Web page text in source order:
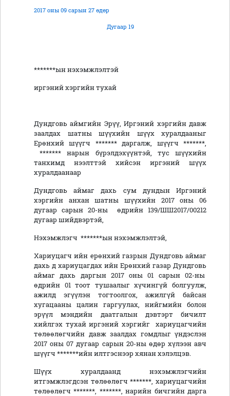
2017 оны 09 сарын 27 өдөр
Дугаар 19
*******ын нэхэмжлэлтэй
иргэний хэргийн тухай
Дундговь аймгийн Эрүү, Иргэний хэргийн давж
заалдах шатны шүүхийн шүүх хуралдааныг
Ерөнхий шүүгч ******* даргалж, шүүгч *******,
******* нарын бүрэлдэхүүнтэй, тус шүүхийн
танхимд нээлттэй хийсэн иргэний шүүх
хуралдаанаар
Дундговь аймаг дахь сум дундын Иргэний
хэргийн анхан шатны шүүхийн 2017 оны 06
дугаар сарын 20-ны өдрийн 139/ШШ2017/00212
дугаар шийдвэртэй,
Нэхэмжлэгч *******ын нэхэмжлэлтэй,
Хариуцагч ийн ерөнхий газрын Дундговь аймаг
дахь д хариуцагдах ийн Ерөнхий газар Дундговь
аймаг дахь даргын 2017 оны 01 сарын 02-ны
өдрийн 01 тоот тушаалыг хүчингүй болгуулж,
ажилд эгүүлэн тогтоолгох, ажилгүй байсан
хугацааны цалин гаргуулах, нийгмийн болон
эрүүл мэндийн даатгалын дэвтэрт бичилт
хийлгэх тухай иргэний хэргийг хариуцагчийн
төлөөлөгчийн давж заалдах гомдлыг үндэслэн
2017 оны 07 дугаар сарын 20-ны өдөр хүлээн авч
шүүгч *******ийн илтгэснээр хянан хэлэлцэв.
Шүүх хуралдаанд нэхэмжлэгчийн
итгэмжлэгдсэн төлөөлөгч *******, хариуцагчийн
төлөөлөгч *******, *******, нарийн бичгийн дарга